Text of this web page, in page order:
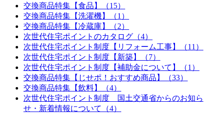
交換商品特集【食品】（15）
交換商品特集【洗濯機】（1）
交換商品特集【冷蔵庫】（2）
次世代住宅ポイントのカタログ（4）
次世代住宅ポイント制度【リフォーム工事】（11）
次世代住宅ポイント制度【新築】（7）
次世代住宅ポイント制度【補助金について】（1）
交換商品特集【じせポ！おすすめ商品】（33）
交換商品特集【飲料】（4）
次世代住宅ポイント制度 国土交通省からのお知ら
せ・新着情報について（4）